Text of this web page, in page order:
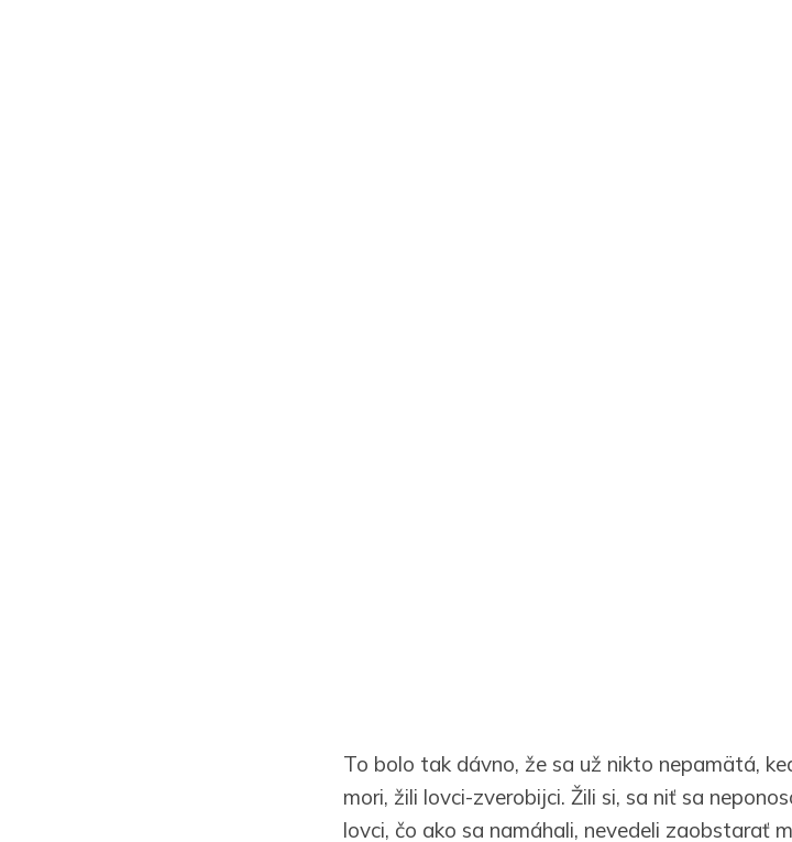
To bolo tak dávno, že sa už nikto nepamätá,
mori, žili lovci-zverobijci. Žili si, sa niť sa
lovci, čo ako sa namáhali, nevedeli zaobstarať